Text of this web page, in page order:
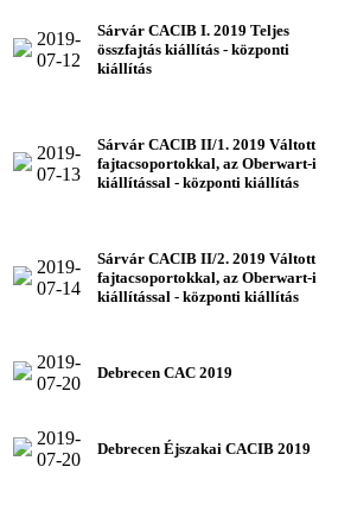
2019-
07-12
Sárvár CACIB I. 2019 Teljes
összfajtás kiállítás - központi
kiállítás
2019-
07-13
Sárvár CACIB II/1. 2019 Váltott
fajtacsoportokkal, az Oberwart-i
kiállítással - központi kiállítás
2019-
07-14
Sárvár CACIB II/2. 2019 Váltott
fajtacsoportokkal, az Oberwart-i
kiállítással - központi kiállítás
2019-
07-20
Debrecen CAC 2019
2019-
07-20
Debrecen Éjszakai CACIB 2019